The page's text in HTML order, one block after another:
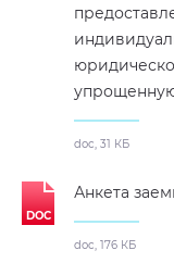
doc, 31 КБ
Анкета
doc, 176 КБ